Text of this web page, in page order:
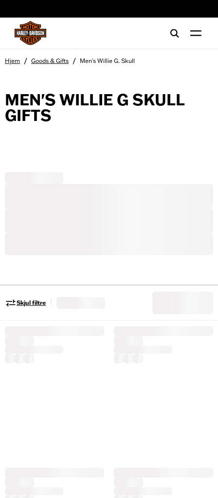
Hjem / Goods & Gifts / Men's Willie G. Skull
MEN'S WILLIE G SKULL
GIFTS
Skjul filtre